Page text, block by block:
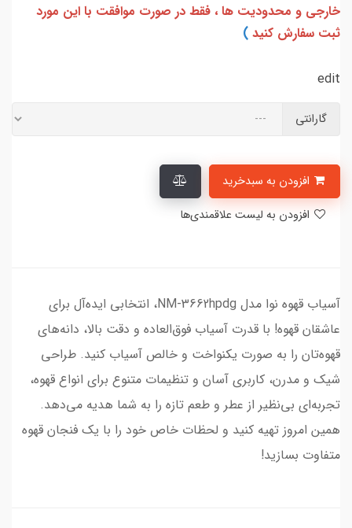
خارجی و محدودیت ها ، فقط در صورت موافقت با این مورد
ثبت سفارش کنید )
edit
گارانتی
آسیاب قهوه نوا مدل NM-3662hpdg، انتخابی ایده‌آل برای
عاشقان قهوه! با قدرت آسیاب فوق‌العاده و دقت بالا، دانه‌های
قهوه‌تان را به صورت یکنواخت و خالص آسیاب کنید. طراحی
شیک و مدرن، کاربری آسان و تنظیمات متنوع برای انواع قهوه،
تجربه‌ای بی‌نظیر از عطر و طعم تازه را به شما هدیه می‌دهد.
همین امروز تهیه کنید و لحظات خاص خود را با یک فنجان قهوه
متفاوت بسازید!